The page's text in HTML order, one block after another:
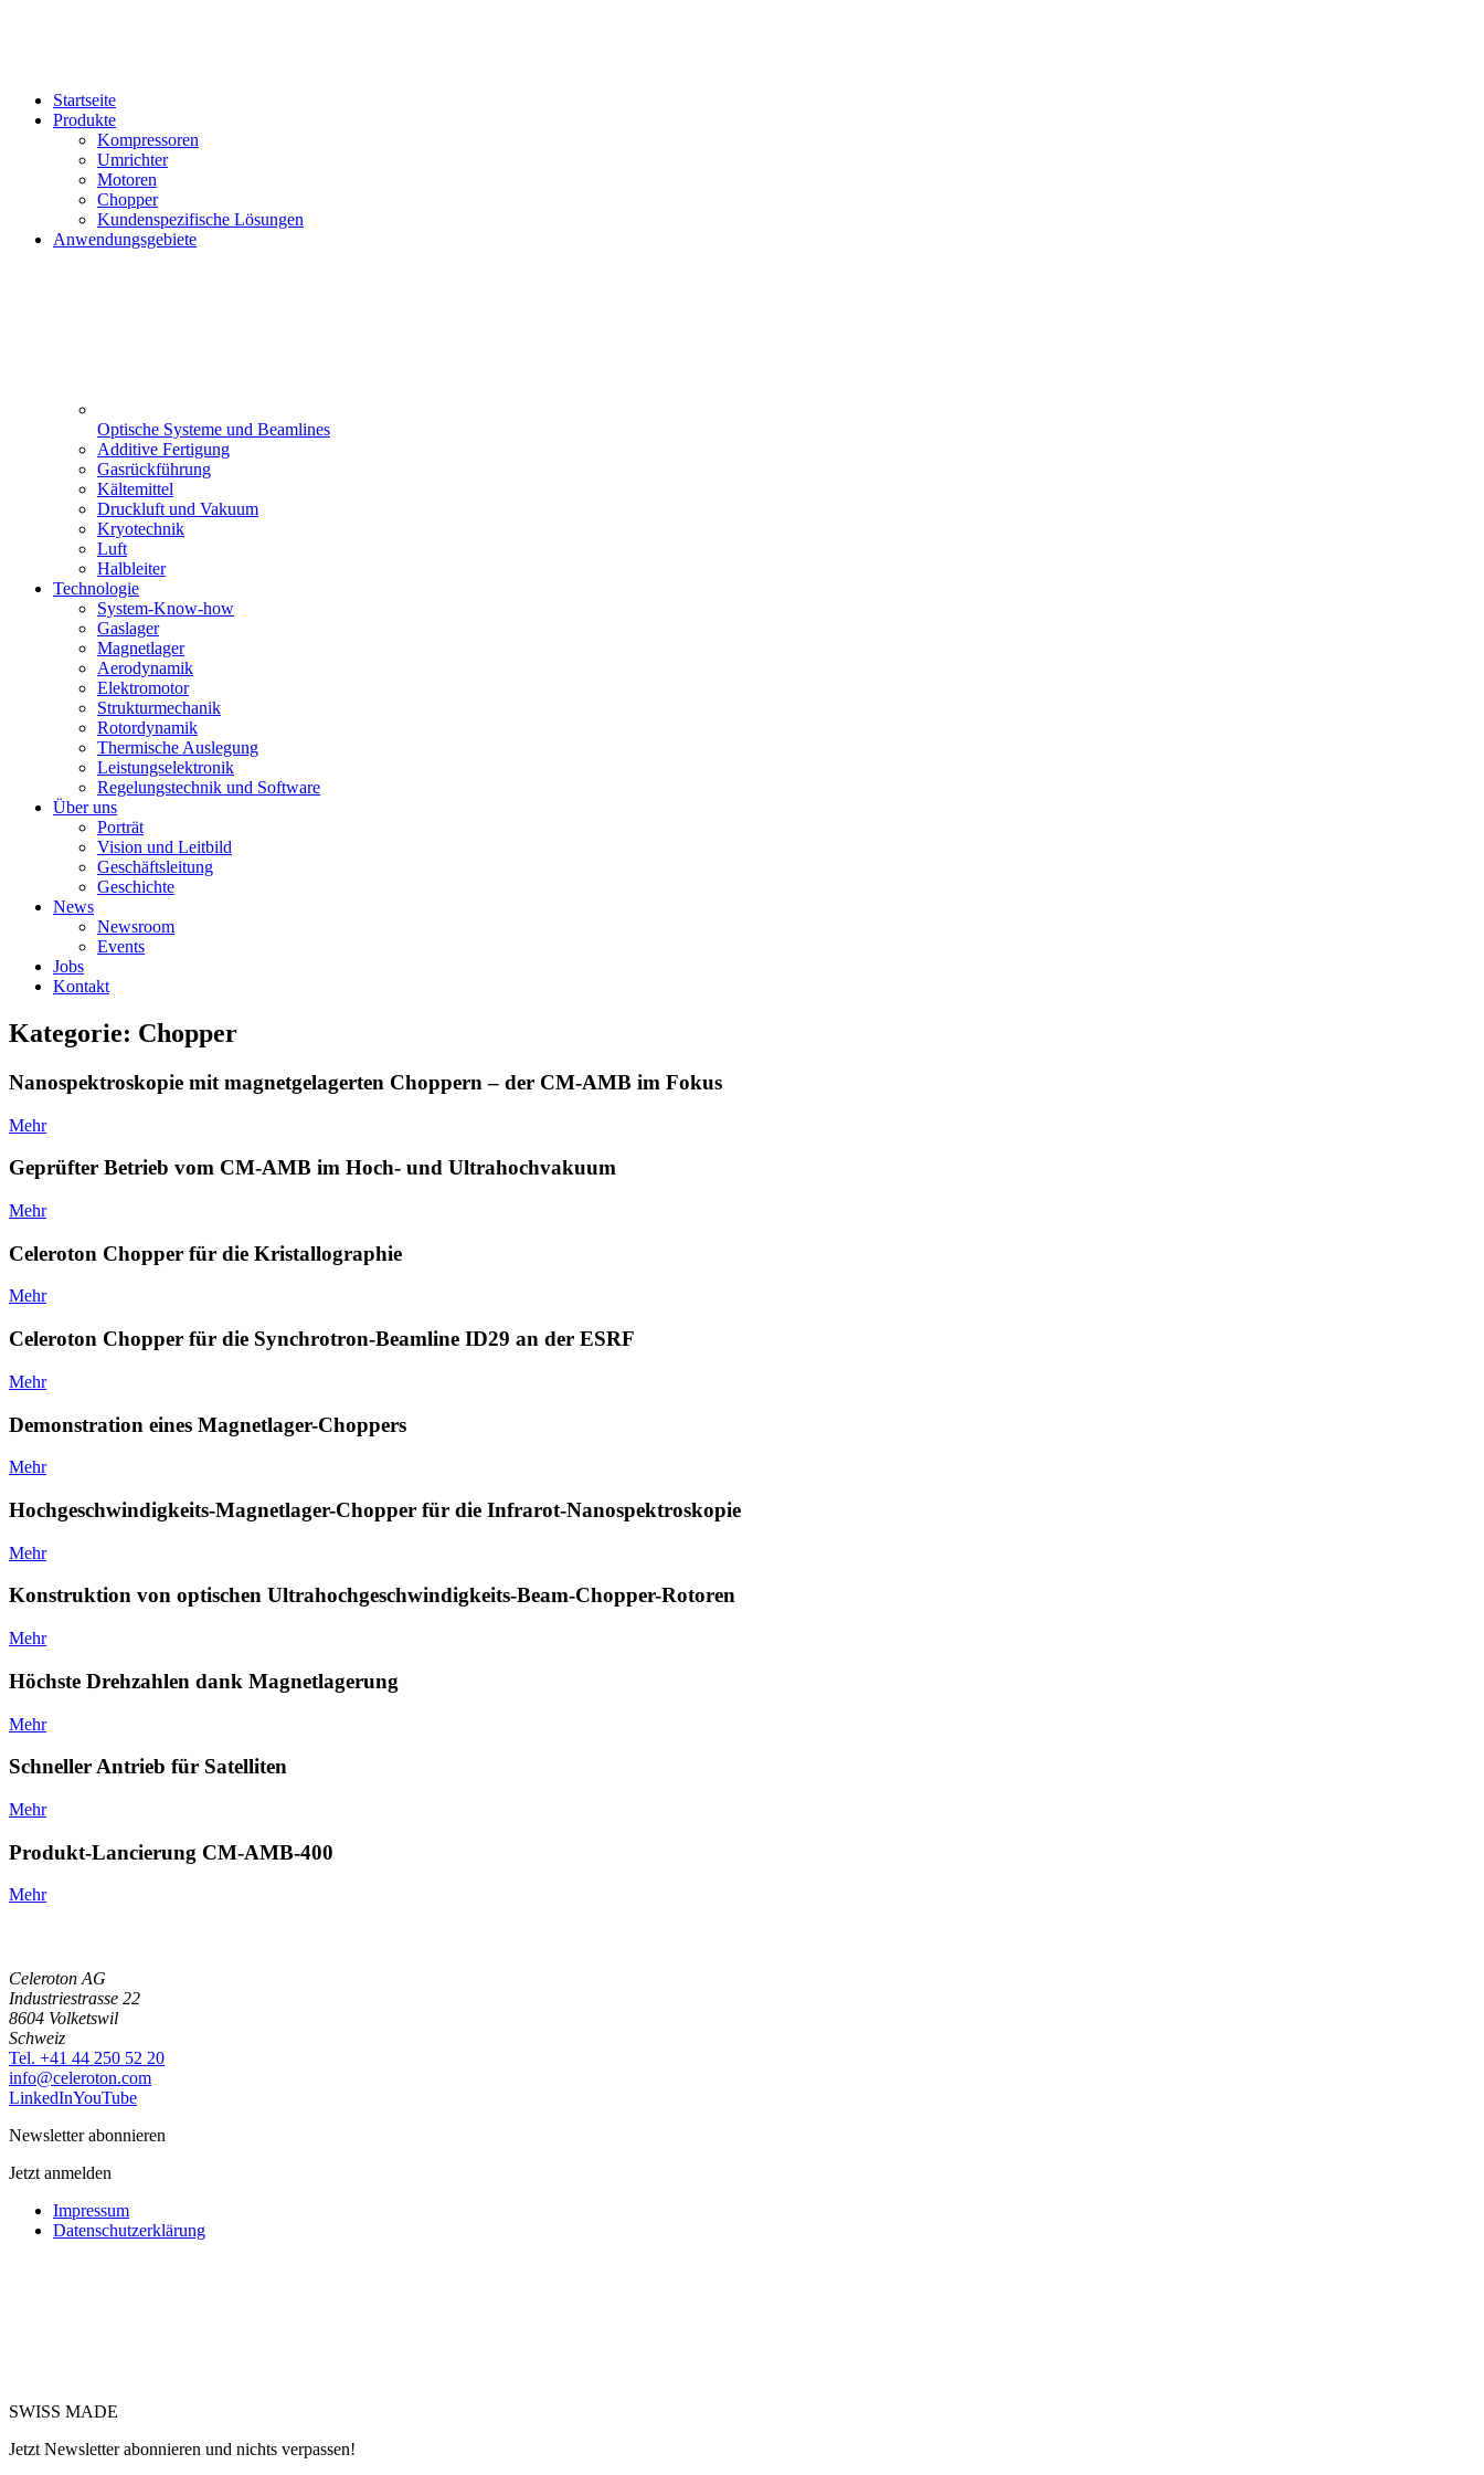
Startseite
Produkte
Kompressoren
Umrichter
Motoren
Chopper
Kundenspezifische Lösungen
Anwendungsgebiete
Optische Systeme und Beamlines
Additive Fertigung
Gasrückführung
Kältemittel
Druckluft und Vakuum
Kryotechnik
Luft
Halbleiter
Technologie
System-Know-how
Gaslager
Magnetlager
Aerodynamik
Elektromotor
Strukturmechanik
Rotordynamik
Thermische Auslegung
Leistungselektronik
Regelungstechnik und Software
Über uns
Porträt
Vision und Leitbild
Geschäftsleitung
Geschichte
News
Newsroom
Events
Jobs
Kontakt
Kategorie: Chopper
Nanospektroskopie mit magnetgelagerten Choppern – der CM-AMB im Fokus
Mehr
Geprüfter Betrieb vom CM-AMB im Hoch- und Ultrahochvakuum
Mehr
Celeroton Chopper für die Kristallographie
Mehr
Celeroton Chopper für die Synchrotron-Beamline ID29 an der ESRF
Mehr
Demonstration eines Magnetlager-Choppers
Mehr
Hochgeschwindigkeits-Magnetlager-Chopper für die Infrarot-Nanospektroskopie
Mehr
Konstruktion von optischen Ultrahochgeschwindigkeits-Beam-Chopper-Rotoren
Mehr
Höchste Drehzahlen dank Magnetlagerung
Mehr
Schneller Antrieb für Satelliten
Mehr
Produkt-Lancierung CM-AMB-400
Mehr
Celeroton AG
Industriestrasse 22
8604 Volketswil
Schweiz
Tel. +41 44 250 52 20
moc.notorelec@ofni
LinkedInYouTube
Newsletter abonnieren
Jetzt anmelden
Impressum
Datenschutzerklärung
SWISS MADE
Jetzt Newsletter abonnieren und nichts verpassen!